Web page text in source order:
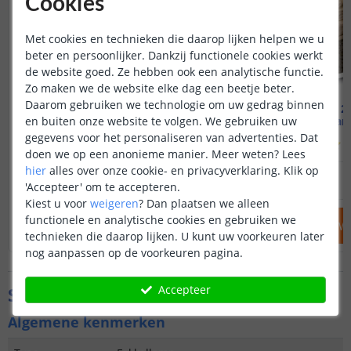
Solarlamp Fakkel
Met bewegende vlam
(441 reviews)
19,95
IN WINKELWAGEN
Voordeelset
OP VOORRAAD
IN
Specificaties
Algemene kenmerken
Met cookies en technieken die daarop lijken helpen we u
beter en persoonlijker. Dankzij functionele cookies werkt
de website goed. Ze hebben ook een analytische functie.
Zo maken we de website elke dag een beetje beter.
Daarom gebruiken we technologie om uw gedrag binnen
en buiten onze website te volgen. We gebruiken uw
gegevens voor het personaliseren van advertenties. Dat
doen we op een anonieme manier. Meer weten? Lees
hier alles over onze cookie- en privacyverklaring. Klik op
'Accepteer' om te accepteren.
Kiest u voor weigeren? Dan plaatsen we alleen
functionele en analytische cookies en gebruiken we
technieken die daarop lijken. U kunt uw voorkeuren later
nog aanpassen op de voorkeuren pagina.
Accepteer